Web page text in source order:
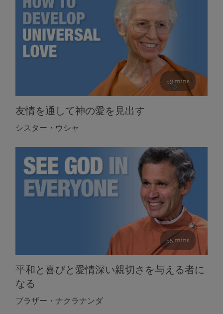
59 mins
友情を通して神の愛を見出す
シスター・ウシャ
55 mins
平和と喜びと愛情深い親切さを与える者に
なる
ブラザー・ナクラナンダ